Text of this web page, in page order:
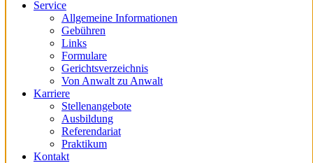
Service
Allgemeine Informationen
Gebühren
Links
Formulare
Gerichtsverzeichnis
Von Anwalt zu Anwalt
Karriere
Stellenangebote
Ausbildung
Referendariat
Praktikum
Kontakt